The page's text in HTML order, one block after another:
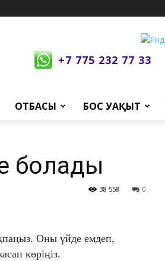
+7 775 232 77 33
ОТБАСЫ БОС УАҚЫТ
болады
0
38 558
Оны үйде емдеп,
көріңіз.